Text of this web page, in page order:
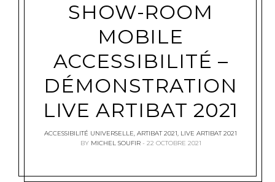
SHOW-ROOM
MOBILE
ACCESSIBILITÉ –
DÉMONSTRATION
LIVE ARTIBAT 2021
ACCESSIBILITÉ UNIVERSELLE, ARTIBAT 2021, LIVE ARTIBAT 2021
BY MICHEL SOUFIR 22 OCTOBRE 2021